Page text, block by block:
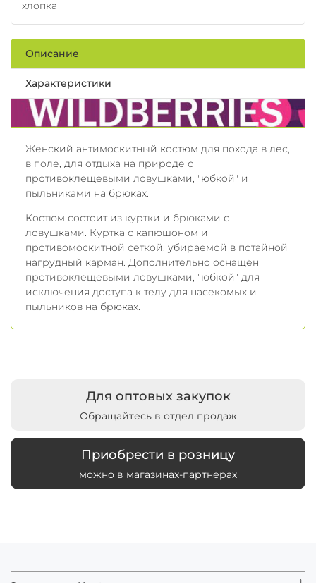
хлопка
Описание
Характеристики
Женский антимоскитный костюм для похода в лес,
в поле, для отдыха на природе с
противоклещевыми ловушками, "юбкой" и
пыльниками на брюках.
Костюм состоит из куртки и брюками с
ловушками. Куртка с капюшоном и
противомоскитной сеткой, убираемой в потайной
нагрудный карман. Дополнительно оснащён
противоклещевыми ловушками, "юбкой" для
исключения доступа к телу для насекомых и
пыльников на брюках.
Для оптовых закупок
Обращайтесь в отдел продаж
Приобрести в розницу
можно в магазинах-партнерах